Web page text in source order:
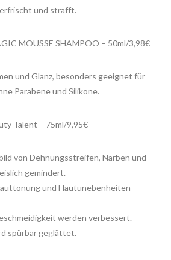
und strafft.
MOUSSE SHAMPOO – 50ml/3,98€
und Glanz, besonders geeignet für
Parabene und Silikone.
Talent – 75ml/9,95€
von Dehnungsstreifen, Narben und
gemindert.
und Hautunebenheiten
werden verbessert.
spürbar geglättet.